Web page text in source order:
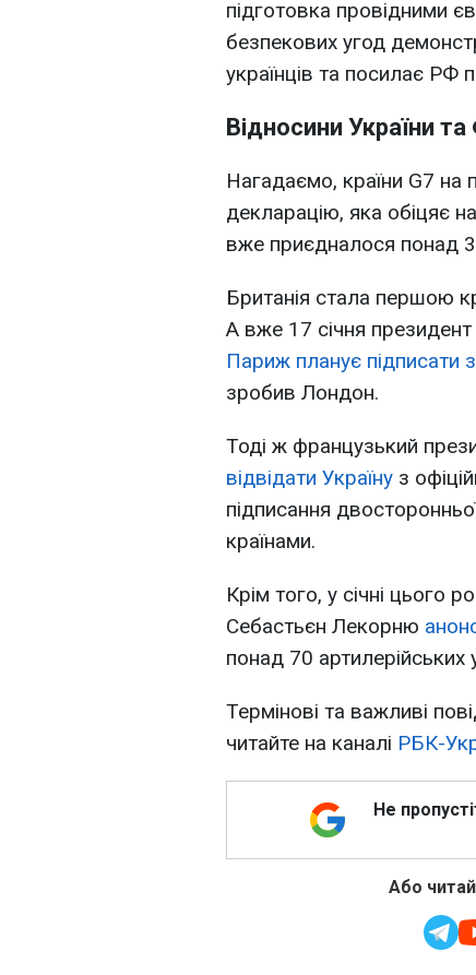
підготовка провідними
безпекових угод
українців та посилає РФ
Відносини України та
Нагадаємо, країни G7 на
декларацію, яка обіцяє
вже приєдналося понад
Британія стала першою
А вже 17 січня
Париж планує підписати
зробив Лондон.
Тоді ж французький
відвідати Україну з
підписання
країнами.
Крім того, у січні цього
Себастьєн Лекорню
понад 70
Термінові та важливі
читайте на каналі РБК-
Не
Або